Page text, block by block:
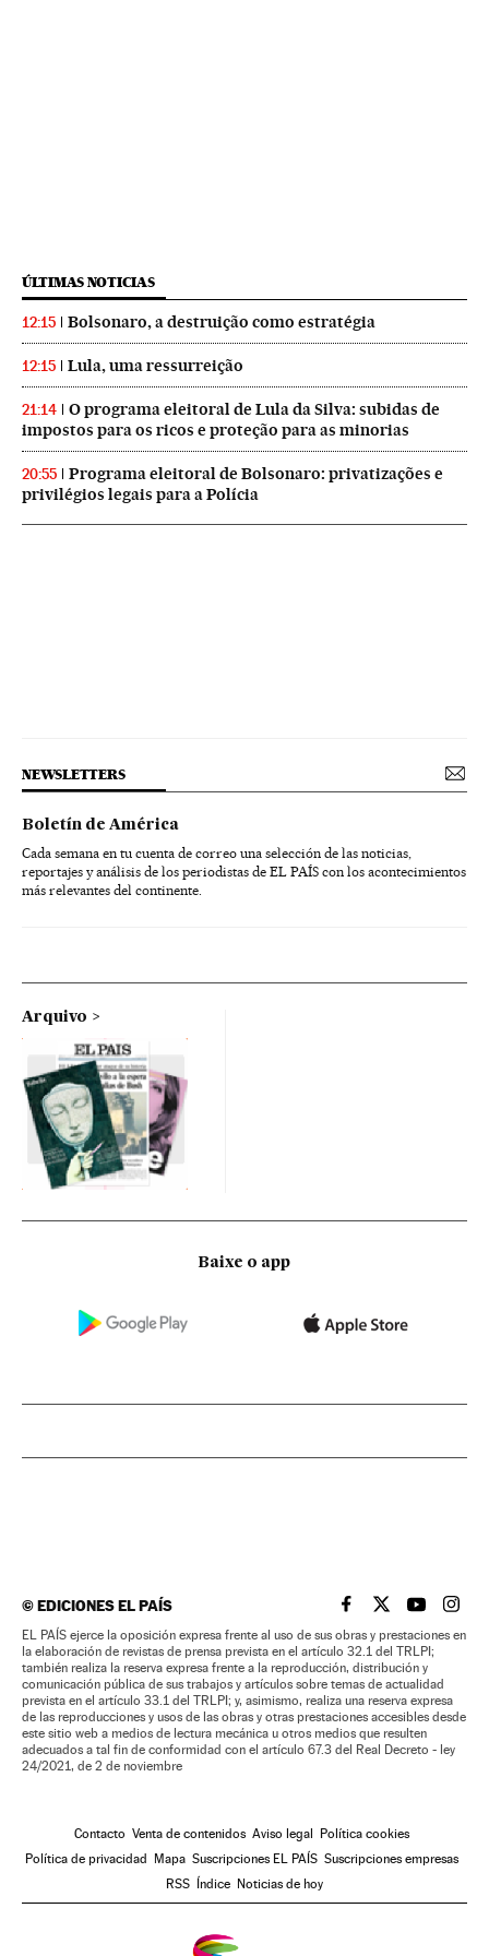
ÚLTIMAS NOTICIAS
12:15 Bolsonaro, a destruição como estratégia
12:15 Lula, uma ressurreição
21:14
O programa eleitoral de Lula da Silva: subidas de
impostos para os ricos e proteção para as minorias
20:55
Programa eleitoral de Bolsonaro: privatizações e
privilégios legais para a Polícia
NEWSLETTERS
Boletín de América
Cada semana en tu cuenta de correo una selección de las noticias,
reportajes y análisis de los periodistas de EL PAÍS con los acontecimientos
más relevantes del continente.
Arquivo
Baixe o app
©EDICIONES EL PAÍS EL PAÍS BRASIL EN
EL PAÍSEL PAÍS
EL
EL PAÍS ejerce la oposición expresa frente al uso de sus obras y prestaciones en
la elaboración de revistas de prensa prevista en el artículo 32.1 del TRLPI;
también realiza la reserva expresa frente a la reproducción, distribución y
comunicación pública de sus trabajos y artículos sobre temas de actualidad
prevista en el artículo 33.1 del TRLPI; y, asimismo, realiza una reserva expresa
de las reproducciones y usos de las obras y otras prestaciones accesibles desde
este sitio web a medios de lectura mecánica u otros medios que resulten
adecuados a tal fin de conformidad con el artículo 67.3 del Real Decreto - ley
24/2021, de 2 de noviembre
Contacto Venta de contenidos Aviso legal Política cookies
Política de privacidad Mapa Suscripciones EL PAÍS Suscripciones empresas
RSS Índice Noticias de hoy